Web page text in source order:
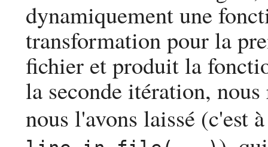
dynamiquement une
transformation pour la
fichier et produit la
la seconde itération,
nous l'avons laissé (c'est